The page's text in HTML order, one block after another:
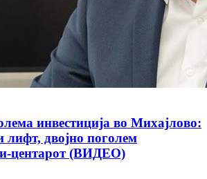
инвестиција во Михајлово:
лифт, двојно поголем
центарот (ВИДЕО)